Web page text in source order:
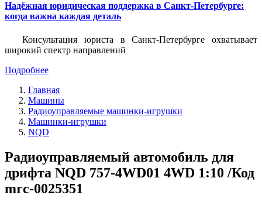
Надёжная юридическая поддержка в Санкт-Петербурге:
когда важна каждая деталь
Консультация юриста в Санкт-Петербурге охватывает
широкий спектр направлений
Подробнее
Главная
Машины
Радиоуправляемые машинки-игрушки
Машинки-игрушки
NQD
Радиоуправляемый автомобиль для
дрифта NQD 757-4WD01 4WD 1:10 /Код
mrc-0025351